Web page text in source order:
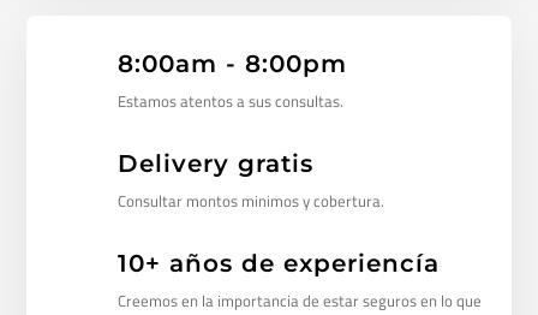
8:00am - 8:00pm
Estamos atentos a sus consultas.
Delivery gratis
Consultar montos minimos y cobertura.
10+ años de experiencía
Creemos en la importancia de estar seguros en lo que